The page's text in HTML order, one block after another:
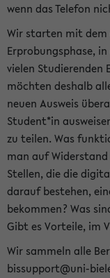
wenn das Telefon
Wir starten mit dem
Erprobungsphase,
vielen Studierenden
möchten deshalb
neuen Ausweis
Student*in
zu teilen. Was
man auf
Stellen, die die
darauf bestehen,
bekommen? Was
Gibt es Vorteile, im
Wir sammeln alle
bissupport@uni-